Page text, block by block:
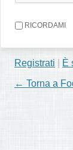
RICORDAMI
Registrati
È
← Torna a